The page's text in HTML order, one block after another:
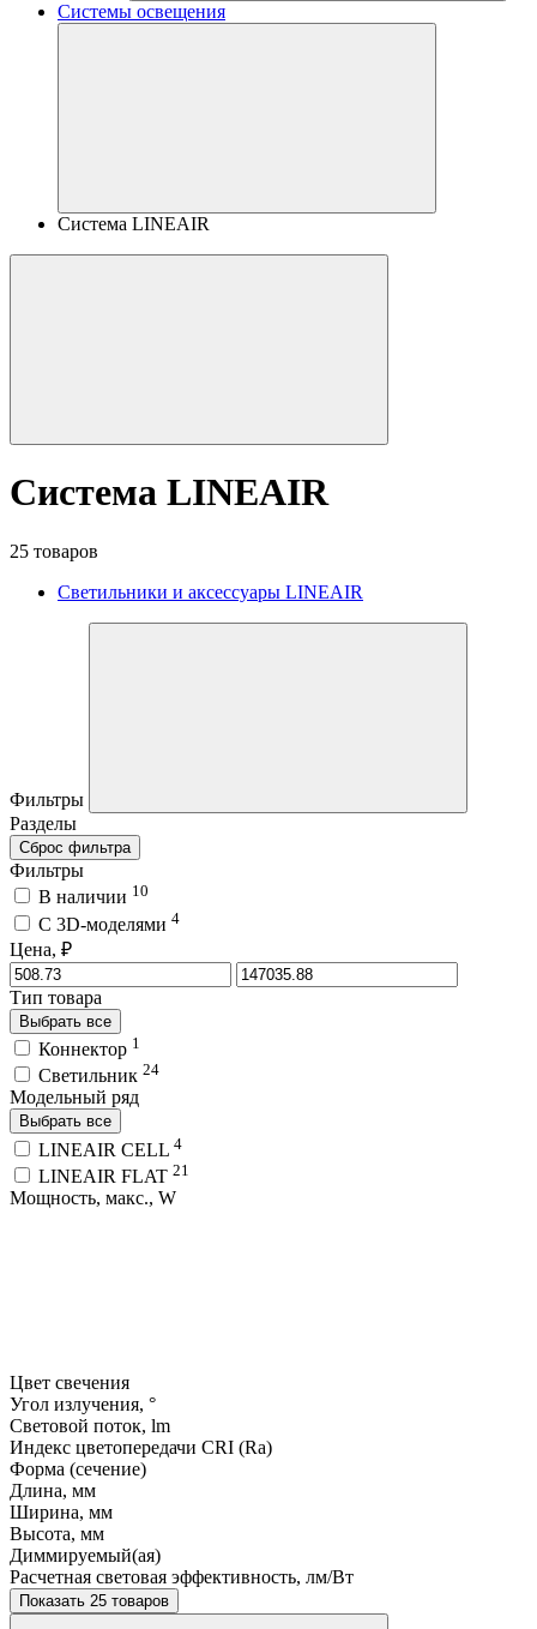
Системы освещения
Система LINEAIR
Система LINEAIR
25 товаров
Светильники и аксессуары LINEAIR
Фильтры
Разделы
Сброс фильтра
Фильтры
В наличии 10
C 3D-моделями 4
Цена, ₽
Тип товара
Выбрать все
Коннектор 1
Светильник 24
Модельный ряд
Выбрать все
LINEAIR CELL 4
LINEAIR FLAT 21
Мощность, макс., W
Цвет свечения
Угол излучения, °
Световой поток, lm
Индекс цветопередачи CRI (Ra)
Форма (сечение)
Длина, мм
Ширина, мм
Высота, мм
Диммируемый(ая)
Расчетная световая эффективность, лм/Вт
Показать 25 товаров